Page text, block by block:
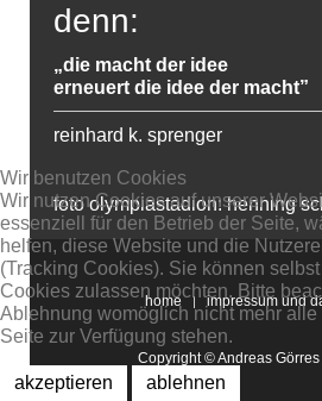
denn:
„die macht der idee
erneuert die idee der macht”
reinhard k. sprenger
foto olympiastadion: henning
home impressum und
Copyright © Andreas
Wir benutzen Cookies
Wir nutzen Cookies auf unserer
essenziell für den Betrieb der Seite,
helfen, diese Website und die
(Tracking Cookies). Sie können
Cookies zulassen möchten. Bitte
Ablehnung womöglich nicht mehr
Seite zur Verfügung stehen.
akzeptieren ablehnen